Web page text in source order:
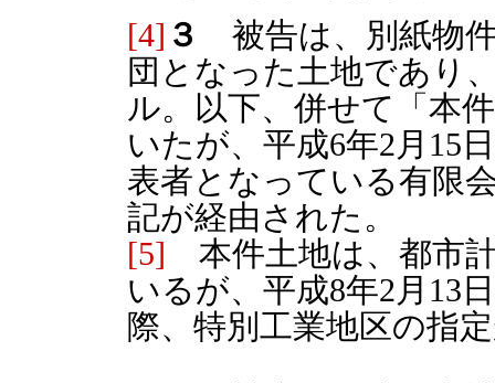
[4] ３
被告は、別紙物
団となった土地であり
ル。以下、併せて「本
いたが、平成6年2月15
表者となっている有限
記が経由された。
[5] 本件土地は、都市
いるが、平成8年2月13
際、特別工業地区の指